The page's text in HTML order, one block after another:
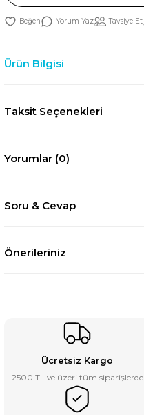
Yorum Yaz Tavsiye Et
Ürün Bilgisi
Taksit Seçenekleri
Yorumlar (0)
Soru & Cevap
Önerileriniz
Ücretsiz Kargo
2500 TL ve üzeri tüm siparişlerde